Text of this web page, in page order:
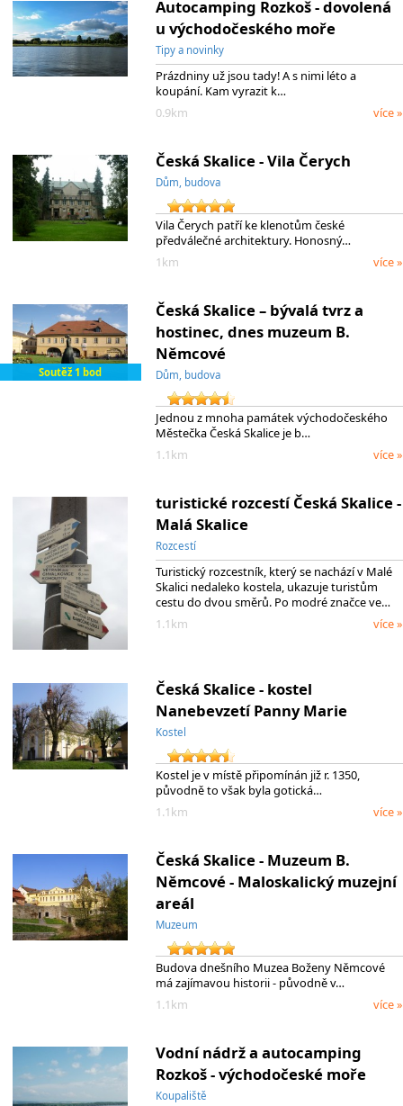
Autocamping Rozkoš - dovolená
u východočeského moře
Tipy a novinky
Prázdniny už jsou tady! A s nimi léto a
koupání. Kam vyrazit k…
0.9km
více »
Česká Skalice - Vila Čerych
Dům, budova
Vila Čerych patří ke klenotům české
předválečné architektury. Honosný…
1km
více »
Soutěž 1 bod
Česká Skalice – bývalá tvrz a
hostinec, dnes muzeum B.
Němcové
Dům, budova
Jednou z mnoha památek východočeského
Městečka Česká Skalice je b…
1.1km
více »
turistické rozcestí Česká Skalice -
Malá Skalice
Rozcestí
Turistický rozcestník, který se nachází v Malé
Skalici nedaleko kostela, ukazuje turistům
cestu do dvou směrů. Po modré značce ve…
1.1km
více »
Česká Skalice - kostel
Nanebevzetí Panny Marie
Kostel
Kostel je v místě připomínán již r. 1350,
původně to však byla gotická…
1.1km
více »
Česká Skalice - Muzeum B.
Němcové - Maloskalický muzejní
areál
Muzeum
Budova dnešního Muzea Boženy Němcové
má zajímavou historii - původně v…
1.1km
více »
Vodní nádrž a autocamping
Rozkoš - východočeské moře
Koupaliště